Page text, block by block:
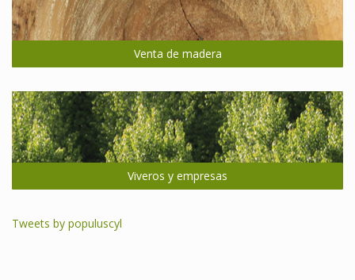
Venta de madera
Viveros y empresas
Tweets by populuscyl